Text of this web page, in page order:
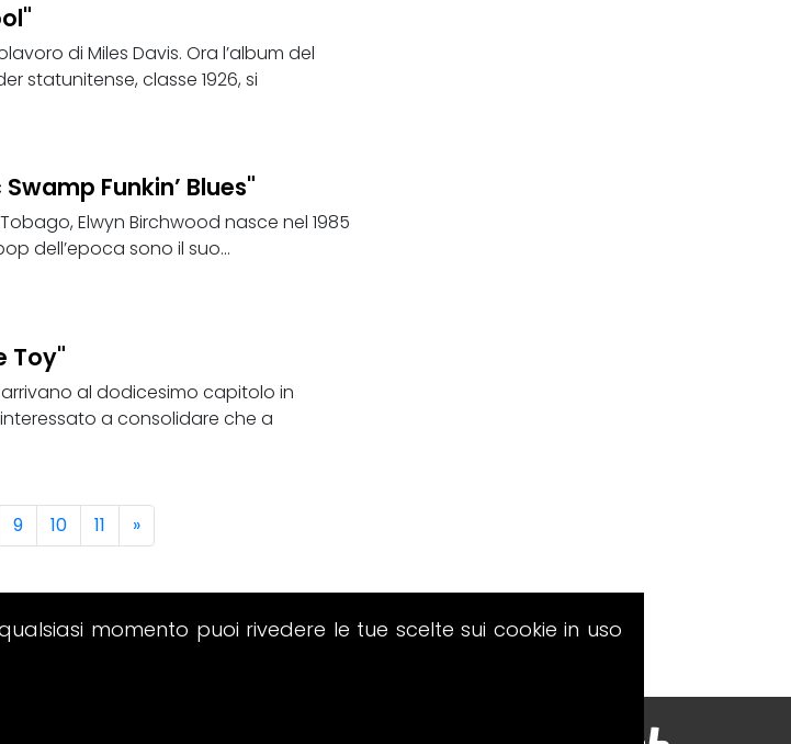
di Miles Davis. Ora l’album del
statunitense, classe 1926, si
Swamp Funkin’ Blues"
Elwyn Birchwood nasce nel 1985
dell’epoca sono il suo...
Toy"
arrivano al dodicesimo capitolo in
a consolidare che a
9 10 11 »
momento puoi rivedere le tue scelte sui cookie in uso